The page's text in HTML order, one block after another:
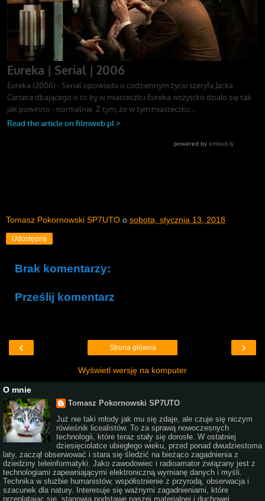
Tomasz Pokornowski SP7UTO o sobota, stycznia 13, 2018
Udostępnij
Brak komentarzy:
Prześlij komentarz
‹ ›
Strona główna
Wyświetl wersję na komputer
O mnie
Tomasz Pokornowski SP7UTO
Już nie taki młody jak mu się zdaje, ale czuje się niczym
rówieśnik licealistów. To za sprawą nowoczesnych
technologii, które teraz stały się dorosłe. W ostatniej
dziesięciolatce ubiegłego wieku, przed ponad dwudziestoma
laty, zaczął obserwować i stara się śledzić na bieżąco zagadnienia z
dziedziny teleinformatyki. Jako zawodowiec i radioamator związany jest z
technologiami zapewniającymi elektroniczną wymianę danych i myśli.
Technika w służbie humanistów, współistnienie z przyrodą, obserwacja i
szacunek dla natury. Interesuje się ważnymi zagadnieniami, które
przeplatając się, stanowią podstawę naszej materialnej i duchowej